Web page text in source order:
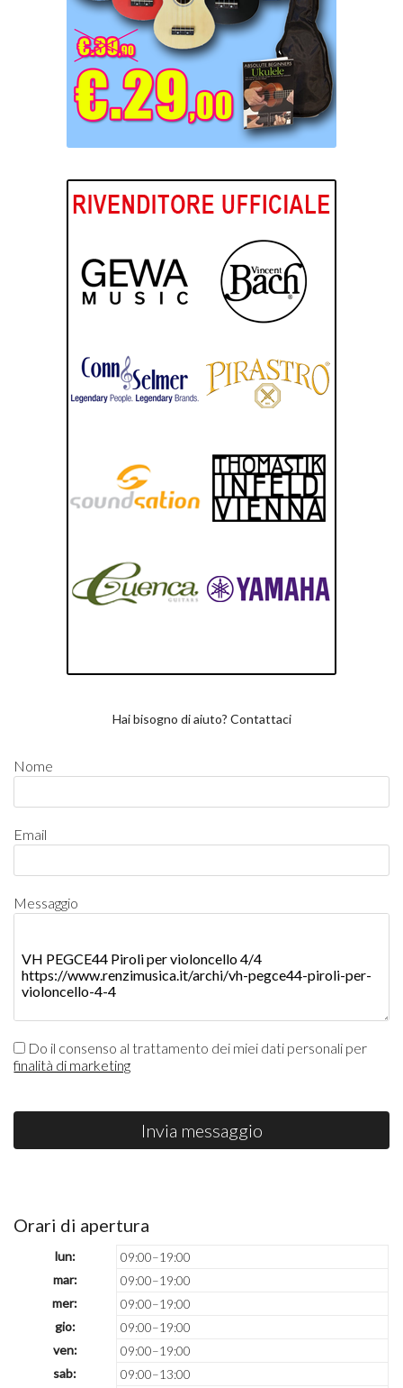
Hai bisogno di aiuto? Contattaci
Nome
Email
Messaggio
Do il consenso al trattamento dei miei dati personali per
finalità di marketing
Invia messaggio
Orari di apertura
lun:
09:00–19:00
mar:
09:00–19:00
mer:
09:00–19:00
gio:
09:00–19:00
ven:
09:00–19:00
sab:
09:00–13:00